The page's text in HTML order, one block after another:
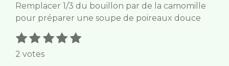
Remplacer 1/3 du bouillon par de la camomille
pour préparer une soupe de poireaux douce
É
v
1
é
2
é
3
é
4 5 E
2 votes